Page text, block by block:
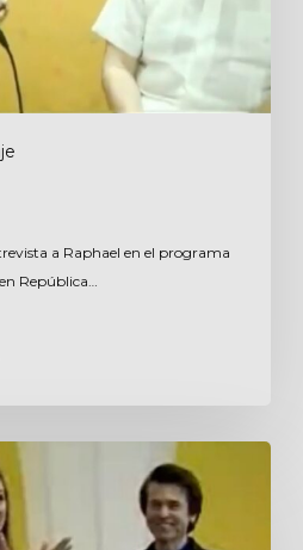
a Raphael en el programa
República…